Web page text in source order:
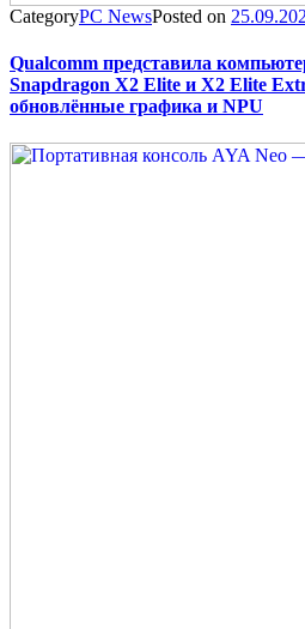
CategoryPC NewsPosted on
Qualcomm представила
Snapdragon X2 Elite и X2 Elite
обновлённые графика и NPU